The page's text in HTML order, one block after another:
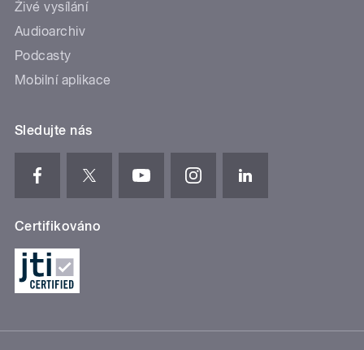
Živé vysílání
Audioarchiv
Podcasty
Mobilní aplikace
Sledujte nás
Certifikováno